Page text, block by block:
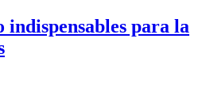
indispensables para la